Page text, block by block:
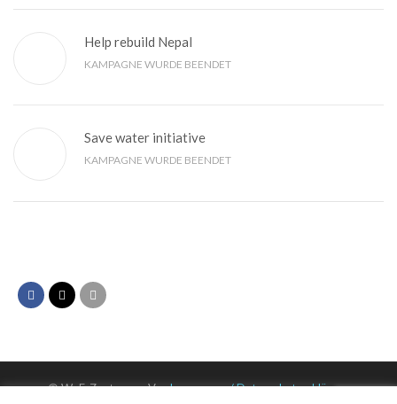
Help rebuild Nepal
KAMPAGNE WURDE BEENDET
Save water initiative
KAMPAGNE WURDE BEENDET
© WuF-Zentrum e. V. –Impressum / Datenschutzerklärung